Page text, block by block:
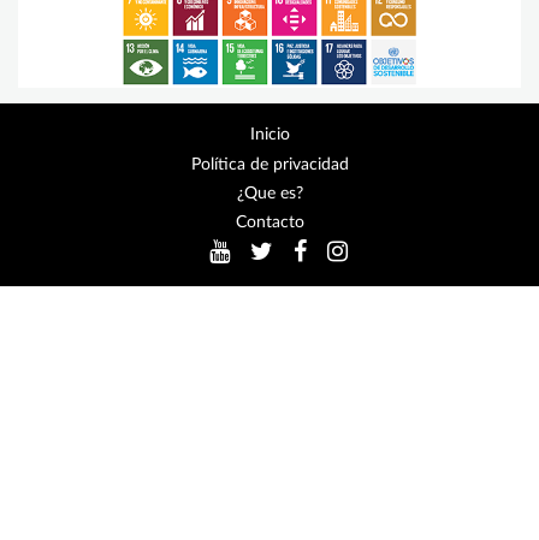
Inicio
Política de privacidad
¿Que es?
Contacto